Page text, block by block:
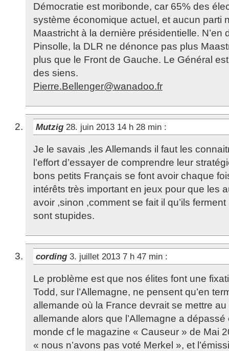
Démocratie est moribonde, car 65% des
système économique actuel, et aucun parti
Maastricht à la dernière présidentielle. N’en
Pinsolle, la DLR ne dénonce pas plus
plus que le Front de Gauche. Le Général
des siens.
Pierre.Bellenger@wanadoo.fr
Mutzig 28. juin 2013 14 h 28 min :
Je le savais ,les Allemands il faut les
l’effort d’essayer de comprendre leur
bons petits Français se font avoir chaque
intérêts très important en jeux pour que les
avoir ,sinon ,comment se fait il qu’ils
sont stupides.
cording 3. juillet 2013 7 h 47 min :
Le problème est que nos élites font une
Todd, sur l’Allemagne, ne pensent qu’en
allemande où la France devrait se mettre
allemande alors que l’Allemagne a
monde cf le magazine « Causeur » de Mai
« nous n’avons pas voté Merkel », et